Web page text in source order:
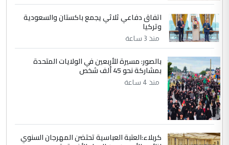
5 سردار
التعليق : واحد من عصابة علي ماما يسقط
جنسية الرافد الثالث للعراق ومن اصول عريقة
ابا فرات ...
الموضوع :
الجواهري يرد على صدام حسين سل
مضجعيك يابن الزنا (نص كامل)
اتفاق دفاعي ثلاثي يجمع باكستان والسعودية
وتركيا
منذ 3 ساعة
بالصور: مسيرة للأربعين في الولايات المتحدة
بمشاركة نحو 45 ألف شخص
منذ 4 ساعة
كربلاء:العتبة العباسية تحتضن المهرجان السنوي